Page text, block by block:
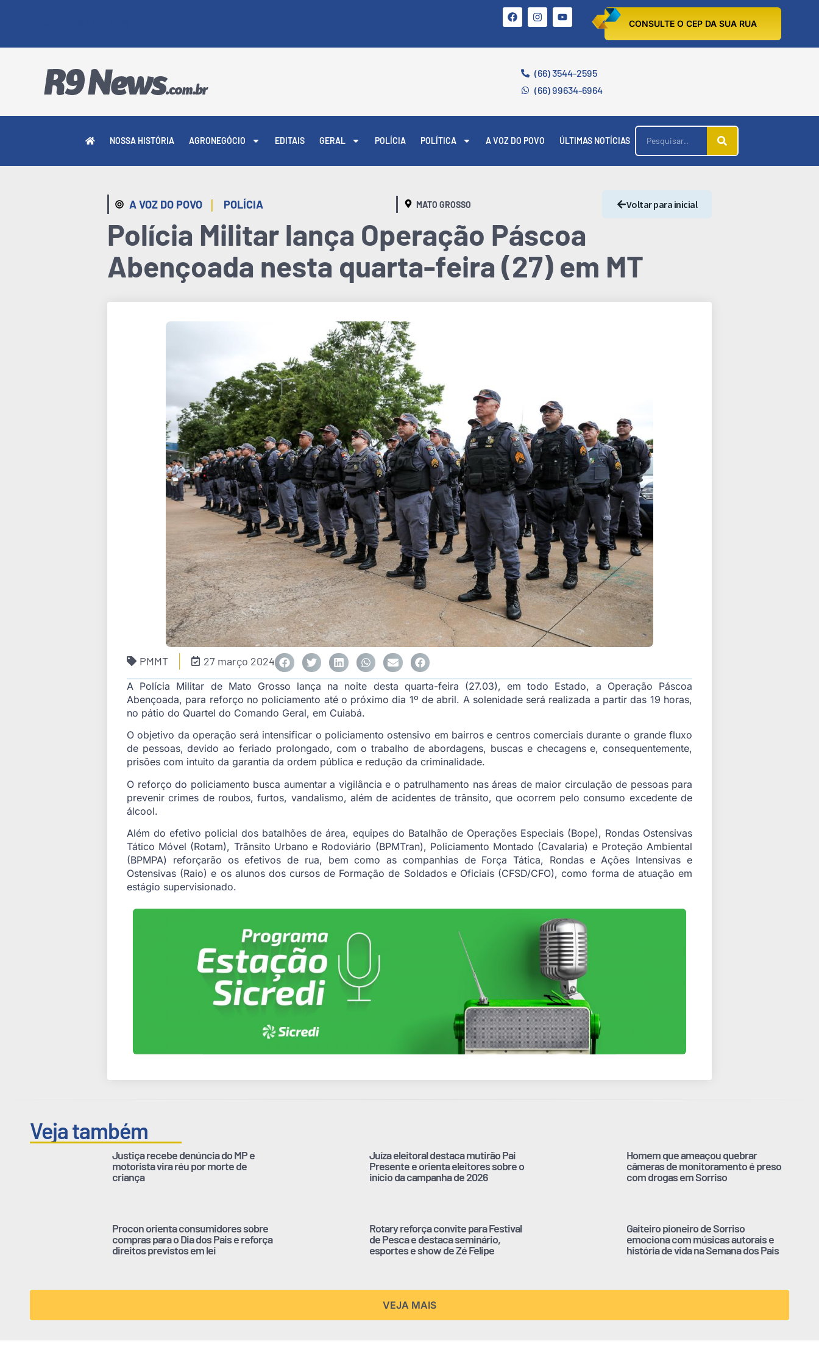
CONSULTE O CEP DA SUA RUA
(66) 3544-2595
(66) 99634-6964
NOSSA HISTÓRIA AGRONEGÓCIO EDITAIS GERAL POLÍCIA POLÍTICA A VOZ DO POVO ÚLTIMAS NOTÍCIAS
A VOZ DO POVO | POLÍCIA MATO GROSSO Voltar para inicial
Polícia Militar lança Operação Páscoa
Abençoada nesta quarta-feira (27) em MT
PMMT 27 março 2024
A Polícia Militar de Mato Grosso lança na noite desta quarta-feira (27.03), em todo Estado, a Operação Páscoa
Abençoada, para reforço no policiamento até o próximo dia 1º de abril. A solenidade será realizada a partir das 19 horas,
no pátio do Quartel do Comando Geral, em Cuiabá.
O objetivo da operação será intensificar o policiamento ostensivo em bairros e centros comerciais durante o grande fluxo
de pessoas, devido ao feriado prolongado, com o trabalho de abordagens, buscas e checagens e, consequentemente,
prisões com intuito da garantia da ordem pública e redução da criminalidade.
O reforço do policiamento busca aumentar a vigilância e o patrulhamento nas áreas de maior circulação de pessoas para
prevenir crimes de roubos, furtos, vandalismo, além de acidentes de trânsito, que ocorrem pelo consumo excedente de
álcool.
Além do efetivo policial dos batalhões de área, equipes do Batalhão de Operações Especiais (Bope), Rondas Ostensivas
Tático Móvel (Rotam), Trânsito Urbano e Rodoviário (BPMTran), Policiamento Montado (Cavalaria) e Proteção Ambiental
(BPMPA) reforçarão os efetivos de rua, bem como as companhias de Força Tática, Rondas e Ações Intensivas e
Ostensivas (Raio) e os alunos dos cursos de Formação de Soldados e Oficiais (CFSD/CFO), como forma de atuação em
estágio supervisionado.
Veja também
Justiça recebe denúncia do MP e
motorista vira réu por morte de
criança
Juíza eleitoral destaca mutirão Pai
Presente e orienta eleitores sobre o
início da campanha de 2026
Homem que ameaçou quebrar
câmeras de monitoramento é preso
com drogas em Sorriso
Procon orienta consumidores sobre
compras para o Dia dos Pais e reforça
direitos previstos em lei
Rotary reforça convite para Festival
de Pesca e destaca seminário,
esportes e show de Zé Felipe
Gaiteiro pioneiro de Sorriso
emociona com músicas autorais e
história de vida na Semana dos Pais
VEJA MAIS